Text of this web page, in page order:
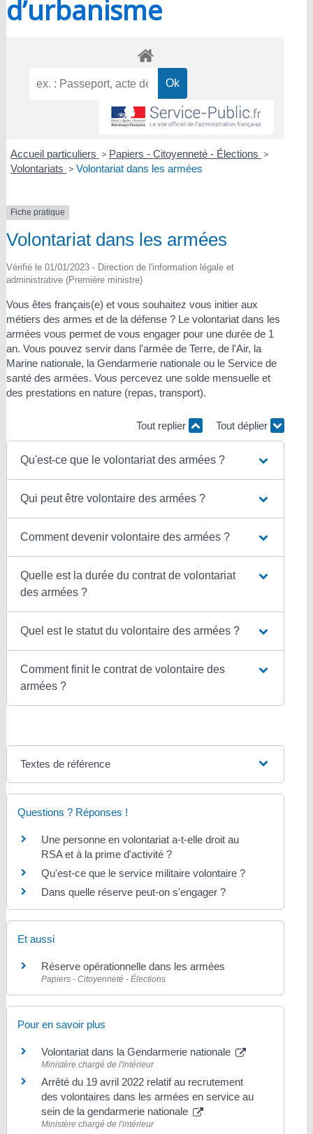
d’urbanisme
Accueil particuliers > Papiers - Citoyenneté - Élections >
Volontariats > Volontariat dans les armées
Fiche pratique
Volontariat dans les armées
Vérifié le 01/01/2023 - Direction de l'information légale et
administrative (Première ministre)
Vous êtes français(e) et vous souhaitez vous initier aux
métiers des armes et de la défense ? Le volontariat dans les
armées vous permet de vous engager pour une durée de 1
an. Vous pouvez servir dans l'armée de Terre, de l'Air, la
Marine nationale, la Gendarmerie nationale ou le Service de
santé des armées. Vous percevez une solde mensuelle et
des prestations en nature (repas, transport).
Tout replier Tout déplier
Qu'est-ce que le volontariat des armées ?
Qui peut être volontaire des armées ?
Comment devenir volontaire des armées ?
Quelle est la durée du contrat de volontariat
des armées ?
Quel est le statut du volontaire des armées ?
Comment finit le contrat de volontaire des
armées ?
Textes de référence
Questions ? Réponses !
Une personne en volontariat a-t-elle droit au
RSA et à la prime d'activité ?
Qu'est-ce que le service militaire volontaire ?
Dans quelle réserve peut-on s'engager ?
Et aussi
Réserve opérationnelle dans les armées
Papiers - Citoyenneté - Élections
Pour en savoir plus
Volontariat dans la Gendarmerie nationale
Ministère chargé de l'intérieur
Arrêté du 19 avril 2022 relatif au recrutement
des volontaires dans les armées en service au
sein de la gendarmerie nationale
Ministère chargé de l'intérieur